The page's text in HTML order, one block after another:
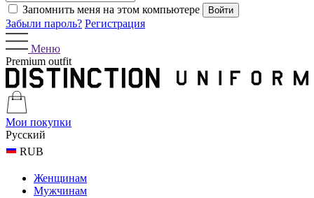
Запомнить меня на этом компьютере
Забыли пароль? Регистрация
Меню
Premium outfit
Мои покупки
Русский
RUB
Женщинам
Мужчинам